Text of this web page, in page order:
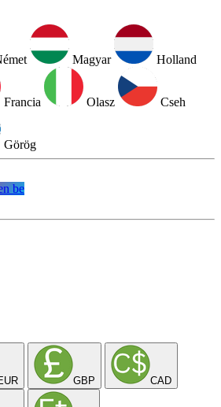
Magyar Holland
Francia Olasz Cseh
Görög
be
GBP CAD